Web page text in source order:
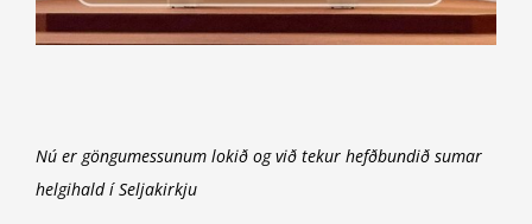
Nú er göngumessunum lokið og við tekur hefðbundið sumar
helgihald í Seljakirkju